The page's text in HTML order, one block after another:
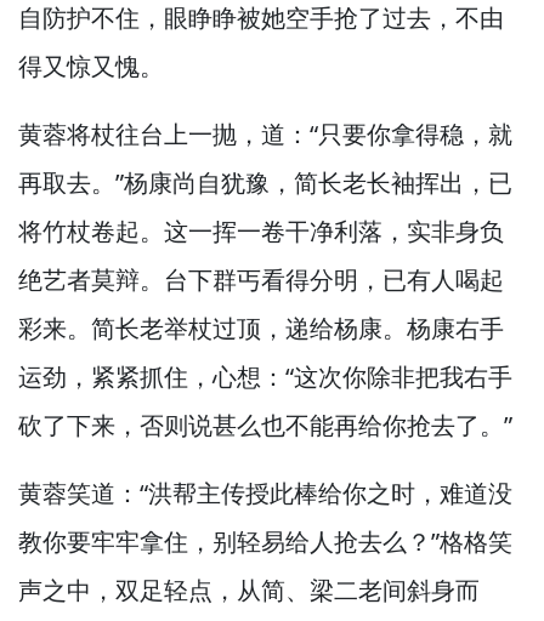
自防护不住， 眼睁睁被她空手抢了过去， 不由
得又惊又愧。
黄蓉将杖往台上一抛， 道：“只要你拿得稳， 就
再取去。”杨康尚自犹豫， 简长老长袖挥出， 已
将竹杖卷起。 这一挥一卷干净利落， 实非身负
绝艺者莫辩。 台下群丐看得分明， 已有人喝起
彩来。 简长老举杖过顶， 递给杨康。 杨康右手
运劲， 紧紧抓住，心想：“这次你除非把我右手
砍了下来， 否则说甚么也不能再给你抢去了。”
黄蓉笑道：“洪帮主传授此棒给你之时， 难道没
教你要牢牢拿住， 别轻易给人抢去么？”格格笑
声之中， 双足轻点， 从简、梁二老间斜身而